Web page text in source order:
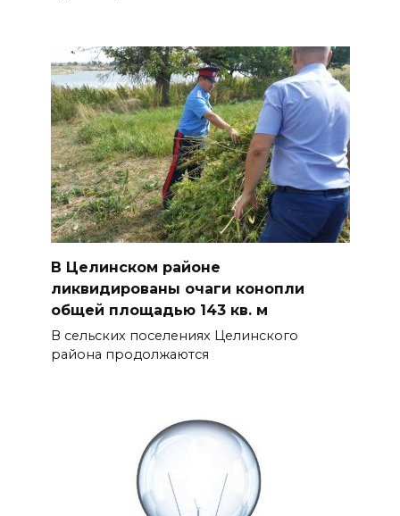
В Целинском районе
ликвидированы очаги конопли
общей площадью 143 кв. м
В сельских поселениях Целинского
района продолжаются